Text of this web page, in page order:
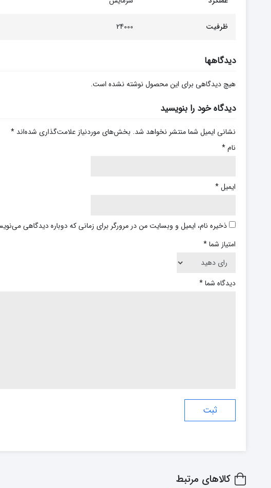
ظرفیت 24000
دیدگاهها
هیچ دیدگاهی برای این محصول نوشته نشده است.
دیدگاه خود را بنویسید
نشانی ایمیل شما منتشر نخواهد شد. بخش‌های موردنیاز علامت‌گذاری شده‌اند *
نام*
ایمیل*
ذخیره نام، ایمیل و وبسایت من در مرورگر برای زمانی که دوباره دیدگاهی
امتیاز شما*
دیدگاه شما*
کالاهای مرتبط